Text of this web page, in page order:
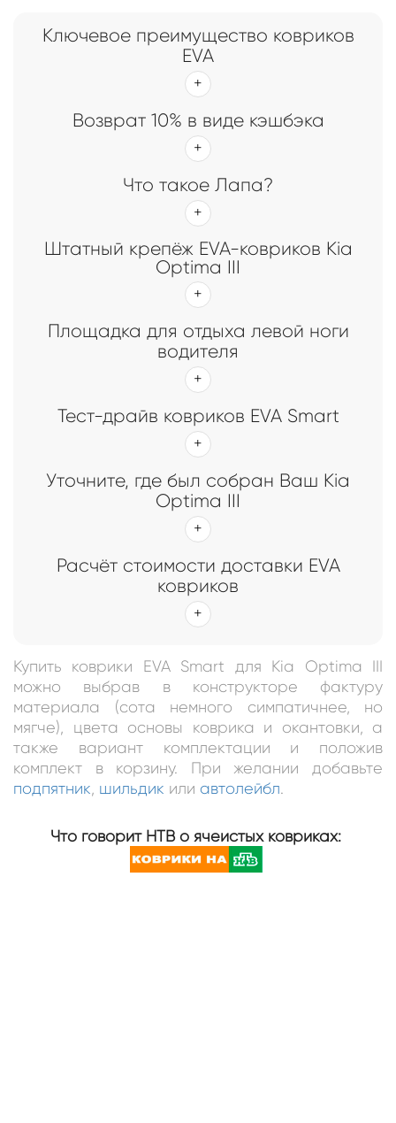
Ключевое преимущество ковриков
EVA
Возврат 10% в виде кэшбэка
Что такое Лапа?
Штатный крепёж EVA-ковриков Kia
Optima III
Площадка для отдыха левой ноги
водителя
Тест-драйв ковриков EVA Smart
Уточните, где был собран Ваш Kia
Optima III
Расчёт стоимости доставки EVA
ковриков
Купить коврики EVA Smart для Kia Optima III
можно выбрав в конструкторе фактуру
материала (сота немного симпатичнее, но
мягче), цвета основы коврика и окантовки, а
также вариант комплектации и положив
комплект в корзину. При желании добавьте
подпятник шильдик или автолейбл.
Что говорит НТВ о ячеистых ковриках: